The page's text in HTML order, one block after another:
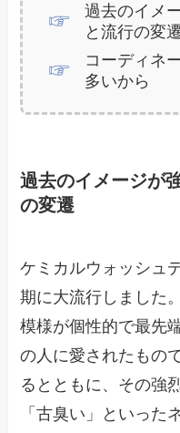
過去のイメ
と流行の変
コーディネ
多いから
過去のイメージが
の変遷
ケミカルウォッシュ
期に大流行しました
模様が個性的で最先
の人に愛されたもの
るとともに、その強
「古臭い」といった